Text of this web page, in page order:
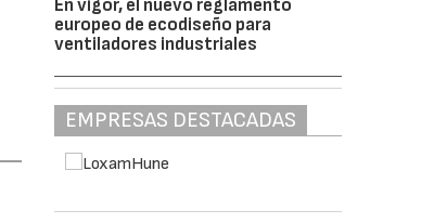
En vigor, el nuevo reglamento
europeo de ecodiseño para
ventiladores industriales
EMPRESAS DESTACADAS